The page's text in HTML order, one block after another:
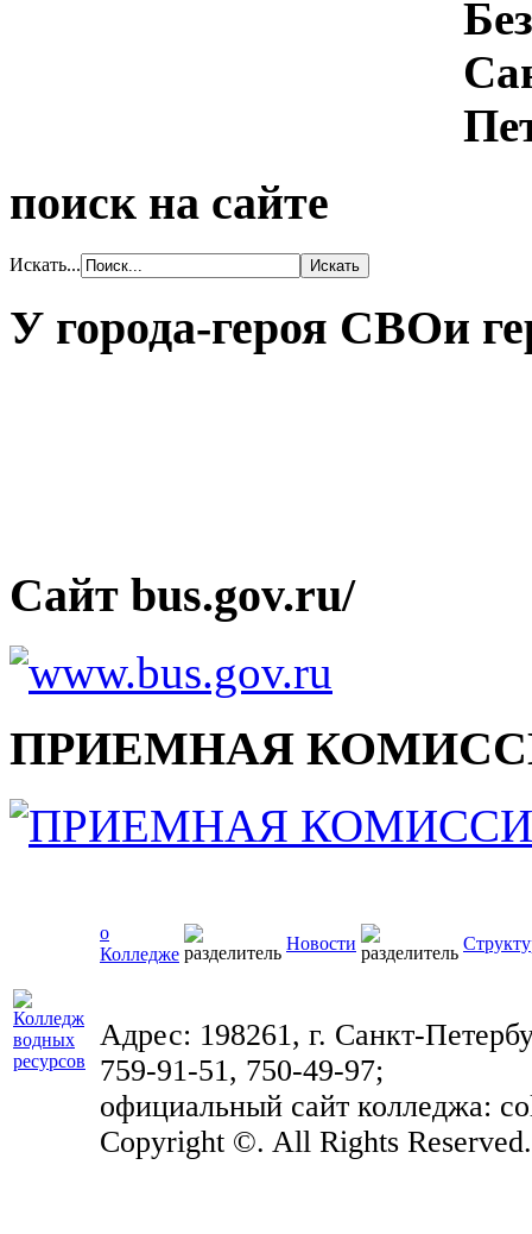
поиск на сайте
Искать...
У города-героя СВОи
Сайт bus.gov.ru/
ПРИЕМНАЯ
о
Колледже
Новости
Адрес: 198261, г. Санкт-
759-91-51, 750-49-97;
официальный сайт колледжа:
Copyright ©. All Rights